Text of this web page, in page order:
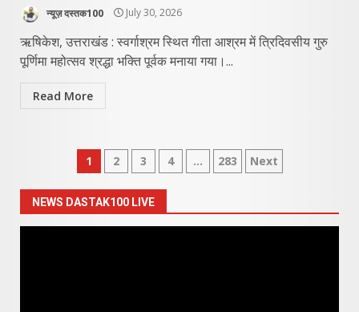
न्यूज़ दस्तक100 July 30, 2026
ऋषिकेश, उत्तराखंड : स्वर्गाश्रम स्थित गीता आश्रम में त्रिदिवसीय गुरु
पूर्णिमा महोत्सव श्रद्धा भक्ति पूर्वक मनाया गया।...
Read More
Posts
pagination
1 2 3 4 … 283 Next
NEWS DASTAK100 LIVE